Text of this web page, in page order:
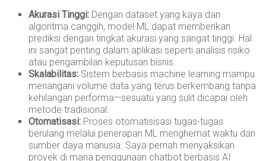
Akurasi Tinggi: Dengan dataset yang kaya dan
algoritma canggih, model ML dapat memberikan
prediksi dengan tingkat akurasi yang sangat tinggi. Hal
ini sangat penting dalam aplikasi seperti analisis risiko
atau pengambilan keputusan bisnis.
Skalabilitas: Sistem berbasis machine learning mampu
menangani volume data yang terus berkembang tanpa
kehilangan performa—sesuatu yang sulit dicapai oleh
metode tradisional.
Otomatisasi: Proses otomatisisasi tugas-tugas
berulang melalui penerapan ML menghemat waktu dan
sumber daya manusia. Saya pernah menyaksikan
proyek di mana penggunaan chatbot berbasis AI